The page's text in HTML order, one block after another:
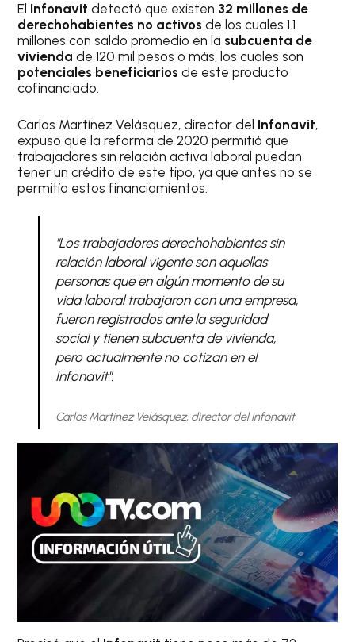
El Infonavitdetectó que existen 32 millones de
derechohabientes no activosde los cuales 1.1
millones con saldo promedio en la subcuenta de
viviendade 120 mil pesos o más, los cuales son
potenciales beneficiarios de este producto
cofinanciado.
Carlos Martínez Velásquez, director del Infonavit,
expuso que la reforma de 2020 permitió que
trabajadores sin relación activa laboral puedan
tener un crédito de este tipo, ya que antes no se
permitía estos financiamientos.
"Los trabajadores derechohabientes sin
relación laboral vigente son aquellas
personas que en algún momento de su
vida laboral trabajaron con una empresa,
fueron registrados ante la seguridad
social y tienen subcuenta de vivienda,
pero actualmente no cotizan en el
Infonavit".
Carlos Martínez Velásquez, director del Infonavit